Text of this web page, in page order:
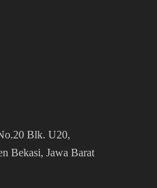
Blk. U20,
Bekasi, Jawa Barat